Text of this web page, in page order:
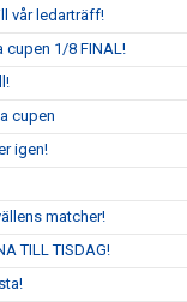
vår ledarträff!
cupen 1/8 FINAL!
cupen
igen!
matcher!
TILL TISDAG!